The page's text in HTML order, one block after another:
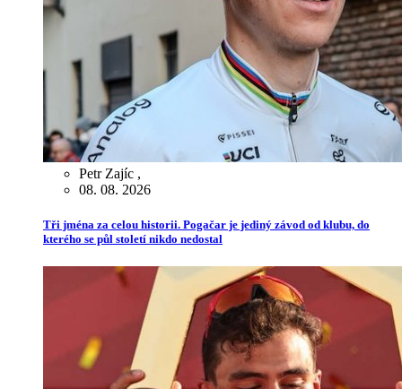
Petr Zajíc ,
08. 08. 2026
Tři jména za celou historii. Pogačar je jediný závod od klubu, do
kterého se půl století nikdo nedostal